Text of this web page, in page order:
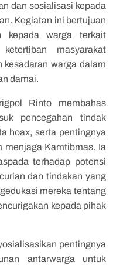
dan sosialisasi kepada
Kegiatan ini bertujuan
kepada warga terkait
masyarakat
warga dalam
damai.
Rinto membahas
pencegahan tindak
hoax, serta pentingnya
menjaga Kamtibmas. Ia
terhadap potensi
dan tindakan yang
mereka tentang
kepada pihak
pentingnya
antarwarga untuk